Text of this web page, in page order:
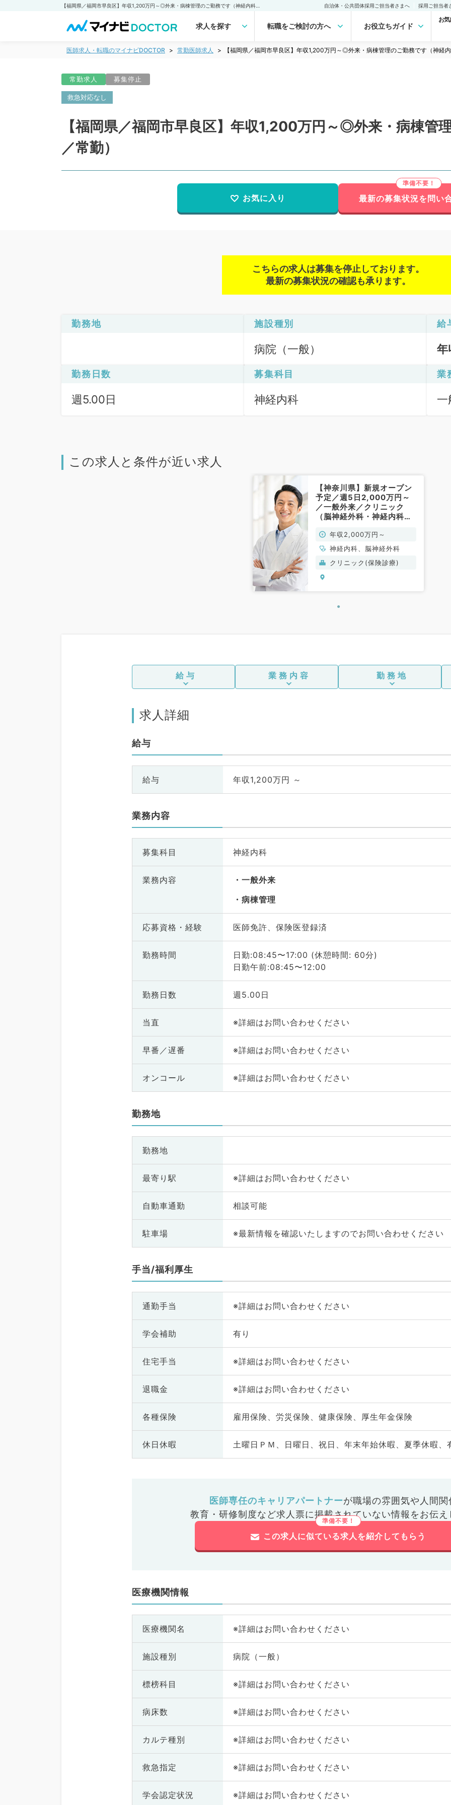
自治体・公共団体採用ご担当者さまへ 採用ご担当者
求人を探す 転職をご検討の方へ お役立ちガイド
お
医師求人・転職のマイナビDOCTOR 常勤医師求人 【福岡県／福岡市早良区】年収1,200万円～◎外来・病棟管理のご勤務です（神経内
常勤求人 募集停止
救急対応なし
【福岡県／福岡市早良区】年収1,200万円～◎外来・病棟管
／常勤）
お気に入り 最新の募集状況を問い
こちらの求人は募集を停止しております。
最新の募集状況の確認も承ります。
勤務地 施設種別
病院（一般）
給
年
勤務日数
週5.00日
募集科目
神経内科
業
一
この求人と条件が近い求人
【神奈川県】新規オープン
予定／週5日2,000万円～
／一般外来／クリニック
（脳神経外科・神経内科／
年収2,000万円～
神経内科、脳神経外科
クリニック(保険診療)
給与 業務内容 勤務地
求人詳細
給与
給与 年収1,200万円 ～
業務内容
募集科目 神経内科
業務内容
一般外来
病棟管理
応募資格・ 経験 医師免許、保険医登録済
勤務時間
日勤:08:45〜17:00 (休憩時間: 60分)
日勤午前:08:45〜12:00
勤務日数 週5.00日
当直 ※詳細はお問い合わせください
早番／遅番 ※詳細はお問い合わせください
オンコール ※詳細はお問い合わせください
勤務地
勤務地
最寄り駅 ※詳細はお問い合わせください
自動車通勤 相談可能
駐車場 ※最新情報を確認いたしますのでお問い合わせください
手当/福利厚生
通勤手当 ※詳細はお問い合わせください
学会補助 有り
住宅手当 ※詳細はお問い合わせください
退職金 ※詳細はお問い合わせください
各種保険 雇用保険、労災保険、健康保険、厚生年金保険
休日休暇 土曜日ＰＭ、日曜日、祝日、年末年始休暇、夏季休暇、
医師専任のキャリアパートナーが職場の雰囲気や人間関
教育・研修制度など求人票に掲載されていない情報をお伝え
この求人に似ている求人を紹介してもらう
医療機関情報
医療機関名 ※詳細はお問い合わせください
施設種別 病院（一般）
標榜科目 ※詳細はお問い合わせください
病床数 ※詳細はお問い合わせください
カルテ種別 ※詳細はお問い合わせください
救急指定 ※詳細はお問い合わせください
学会認定状況 ※詳細はお問い合わせください